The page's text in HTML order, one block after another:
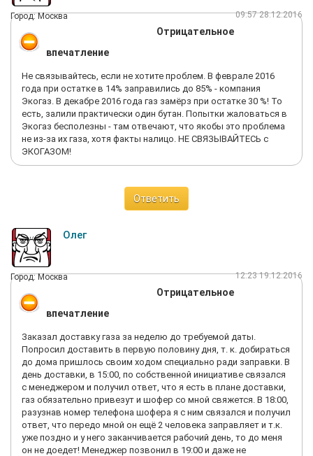
Город: Москва 09:57 28.12.2016
Отрицательное
впечатление
Не связывайтесь, если не хотите проблем. В феврале 2016
года при остатке в 14% заправились до 85% - компания
Экогаз. В декабре 2016 года газ замёрз при остатке 30 %! То
есть, залили практически один бутан. Попытки жаловаться в
Экогаз бесполезны - там отвечают, что якобы это проблема
не из-за их газа, хотя факты налицо. НЕ СВЯЗЫВАЙТЕСЬ с
ЭКОГАЗОМ!
Ответить
Олег
Город: Москва 12:23 19.12.2016
Отрицательное
впечатление
Заказал доставку газа за неделю до требуемой даты.
Попросил доставить в первую половину дня, т. к. добираться
до дома пришлось своим ходом специально ради заправки. В
день доставки, в 15:00, по собственной инициативе связался
с менеджером и получил ответ, что я есть в плане доставки,
газ обязательно привезут и шофер со мной свяжется. В 18:00,
разузнав номер телефона шофера я с ним связался и получил
ответ, что передо мной он ещё 2 человека заправляет и т.к.
уже поздно и у него заканчивается рабочий день, то до меня
он не доедет! Менеджер позвонил в 19:00 и даже не